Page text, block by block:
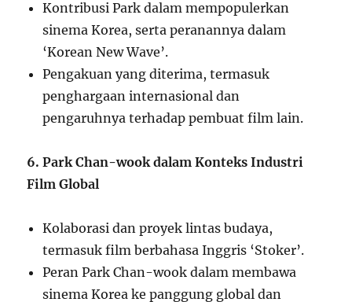
Kontribusi Park dalam mempopulerkan
sinema Korea, serta peranannya dalam
‘Korean New Wave’.
Pengakuan yang diterima, termasuk
penghargaan internasional dan
pengaruhnya terhadap pembuat film lain.
6. Park Chan-wook dalam Konteks Industri
Film Global
Kolaborasi dan proyek lintas budaya,
termasuk film berbahasa Inggris ‘Stoker’.
Peran Park Chan-wook dalam membawa
sinema Korea ke panggung global dan